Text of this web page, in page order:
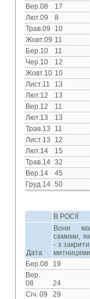
Вер.08
17
Лют.09
8
Трав.09
10
Жовт.09 11
Бер.10
11
Чер.10
12
Жовт.10 10
Лист.11
13
Лют.12
13
Вер.12
11
Лют.13
13
Трав.13
11
Лист.13
12
Лют.14
15
Трав.14 32
Вер.14
45
Груд.14 50
В РОСІЇ
Дата
Вони
самими,
- з
митницями
Бер.08
19
Вер.
08
24
Січ. 09
29